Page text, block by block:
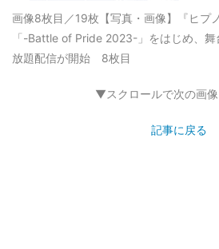
画像8枚目／19枚 【写真・画像】『ヒ
「-Battle of Pride 2023-」をはじめ、
放題配信が開始 8枚目
▼スクロールで次の画
記事に戻る